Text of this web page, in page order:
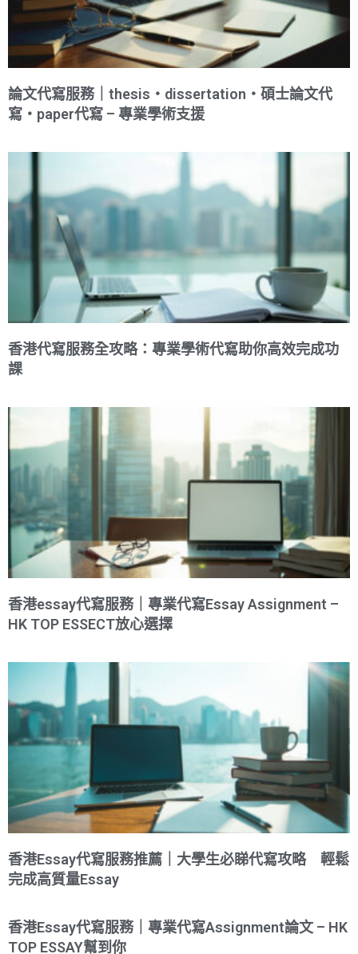
論文代寫服務｜thesis・dissertation・碩士論文代
寫・paper代寫 – 專業學術支援
香港代寫服務全攻略：專業學術代寫助你高效完成功
課
香港essay代寫服務｜專業代寫Essay Assignment –
HK TOP ESSECT放心選擇
香港Essay代寫服務推薦｜大學生必睇代寫攻略 輕鬆
完成高質量Essay
香港Essay代寫服務｜專業代寫Assignment論文 – HK
TOP ESSAY幫到你